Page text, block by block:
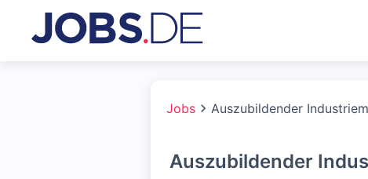
Jobs Auszubildender
Auszubildender